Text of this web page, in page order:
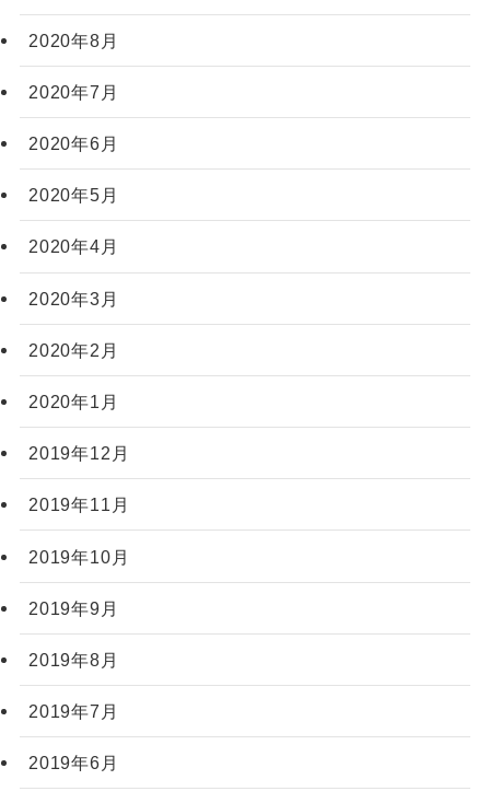
2020年8月
2020年7月
2020年6月
2020年5月
2020年4月
2020年3月
2020年2月
2020年1月
2019年12月
2019年11月
2019年10月
2019年9月
2019年8月
2019年7月
2019年6月